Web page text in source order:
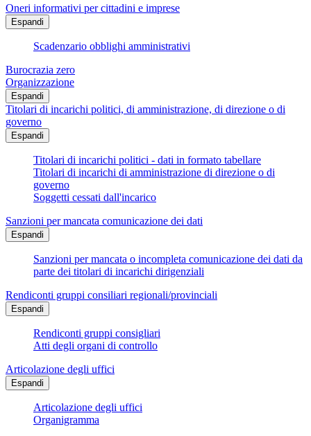
Oneri informativi per cittadini e imprese
Espandi
Scadenzario obblighi amministrativi
Burocrazia zero
Organizzazione
Espandi
Titolari di incarichi politici, di amministrazione, di direzione o di
governo
Espandi
Titolari di incarichi politici - dati in formato tabellare
Titolari di incarichi di amministrazione di direzione o di
governo
Soggetti cessati dall'incarico
Sanzioni per mancata comunicazione dei dati
Espandi
Sanzioni per mancata o incompleta comunicazione dei dati da
parte dei titolari di incarichi dirigenziali
Rendiconti gruppi consiliari regionali/provinciali
Espandi
Rendiconti gruppi consigliari
Atti degli organi di controllo
Articolazione degli uffici
Espandi
Articolazione degli uffici
Organigramma